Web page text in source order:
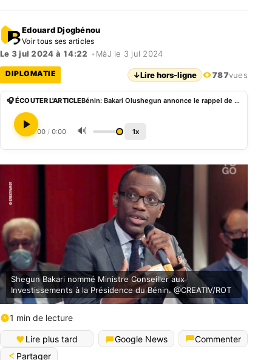
Edouard Djogbénou
Voir tous ses articles
Le 3 jul 2024 à 14:22 • MàJ le 3 jul 2024
DIPLOMATIE ↓Lire hors-ligne 787vues
🎧 ÉCOUTER L'ARTICLE Bénin: Bakari Olushegun annonce le rappel de plusieurs ambassadeurs
0:00 / 0:00 🔊 1x
Shegun Bakari nommé Ministre Conseiller aux
Investissements à la Présidence du Bénin. @CREATIV/ROT
1 min de lecture
Lire plus tard Google News
Commenter
Partager